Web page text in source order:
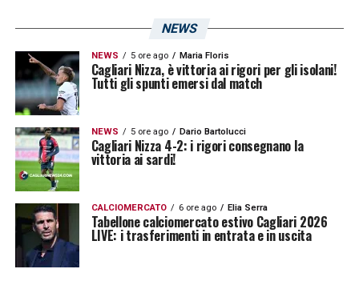
NEWS
NEWS 5 ore ago Maria Floris
Cagliari Nizza, è vittoria ai rigori per gli isolani!
Tutti gli spunti emersi dal match
NEWS 5 ore ago Dario Bartolucci
Cagliari Nizza 4-2: i rigori consegnano la
vittoria ai sardi!
CALCIOMERCATO 6 ore ago Elia Serra
Tabellone calciomercato estivo Cagliari 2026
LIVE: i trasferimenti in entrata e in uscita